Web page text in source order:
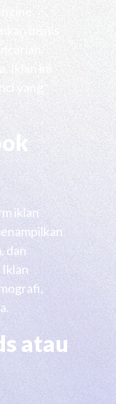
yang
iklan
dan
atau